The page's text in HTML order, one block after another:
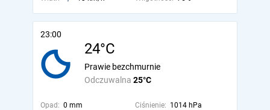
23:00
24°C
Odczuwalna 25°C
Prawie bezchmurnie
Opad: 0 mm Ciśnienie: 1014 hPa